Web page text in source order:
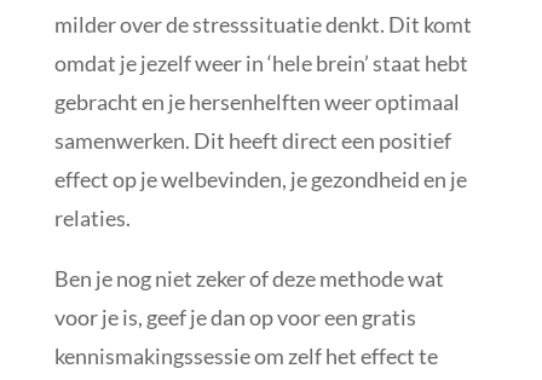
milder over de stresssituatie denkt. Dit komt
omdat je jezelf weer in ‘hele brein’ staat hebt
gebracht en je hersenhelften weer optimaal
samenwerken. Dit heeft direct een positief
effect op je welbevinden, je gezondheid en je
relaties.
Ben je nog niet zeker of deze methode wat
voor je is, geef je dan op voor een gratis
kennismakingssessie om zelf het effect te